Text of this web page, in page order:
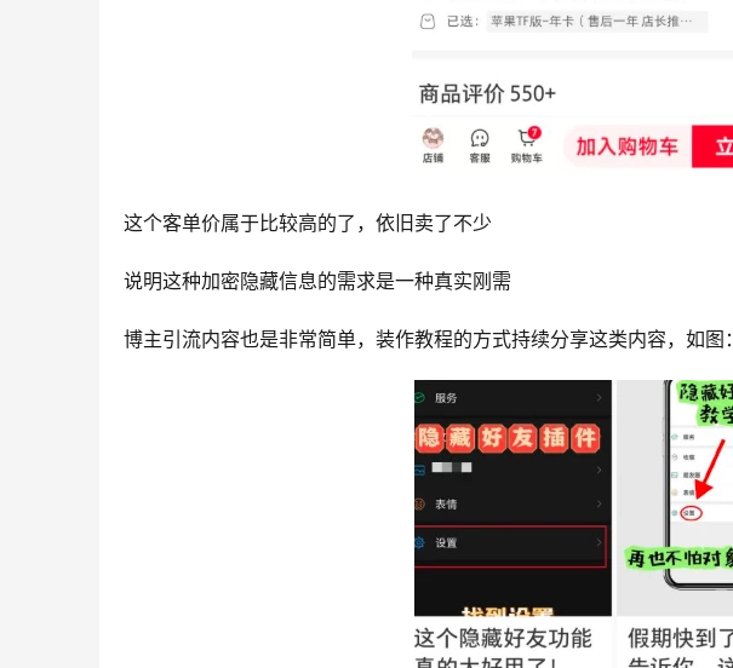
这个客单价属于比较高的了，依旧卖了不少
说明这种加密隐藏信息的需求是一种真实刚需
博主引流内容也是非常简单，装作教程的方式持续分享这类内容，如图：